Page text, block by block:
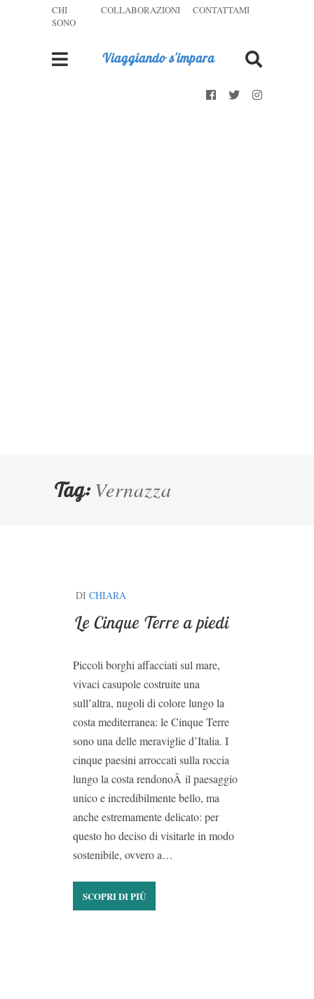
CHI
SONO
COLLABORAZIONI CONTATTAMI
Viaggiando s'impara
Tag: Vernazza
DI CHIARA
Le Cinque Terre a piedi
Piccoli borghi affacciati sul mare,
vivaci casupole costruite una
sull’altra, nugoli di colore lungo la
costa mediterranea: le Cinque Terre
sono una delle meraviglie d’Italia. I
cinque paesini arroccati sulla roccia
lungo la costa rendonoÂ il paesaggio
unico e incredibilmente bello, ma
anche estremamente delicato: per
questo ho deciso di visitarle in modo
sostenibile, ovvero a…
SCOPRI DI PIÙ